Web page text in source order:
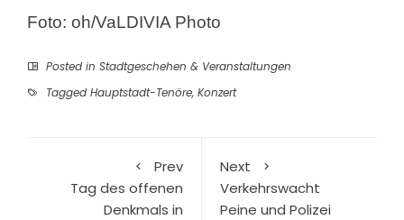
Foto: oh/VaLDIVIA Photo
Posted in Stadtgeschehen & Veranstaltungen
Tagged Hauptstadt-Tenöre, Konzert
Prev
Tag des offenen
Denkmals in
Next
Verkehrswacht
Peine und Polizei